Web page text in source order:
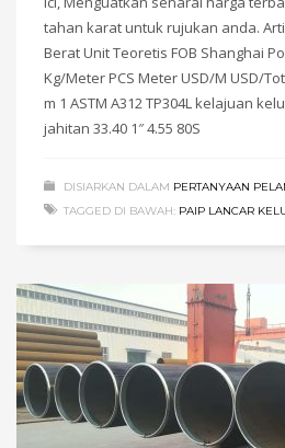
tahan karat untuk rujukan anda.
Berat Unit Teoretis FOB Shanghai
Kg/Meter PCS Meter USD/M USD/
m 1 ASTM A312 TP304L kelajuan
jahitan 33.40 1″ 4.55 80S
DISIARKAN DALAM PERTANYAAN
TAGGED DI BAWAH: PAIP LANCAR